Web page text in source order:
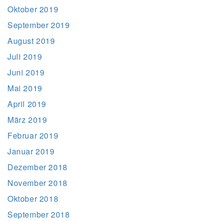
Oktober 2019
September 2019
August 2019
Juli 2019
Juni 2019
Mai 2019
April 2019
März 2019
Februar 2019
Januar 2019
Dezember 2018
November 2018
Oktober 2018
September 2018